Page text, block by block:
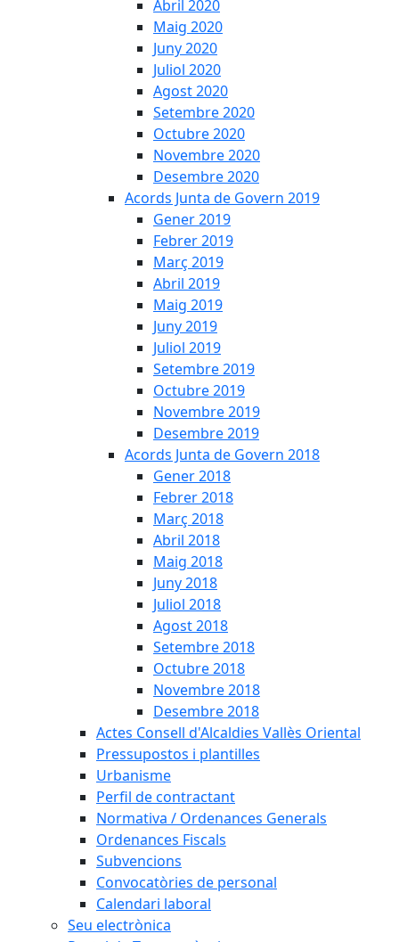
Abril 2020
Maig 2020
Juny 2020
Juliol 2020
Agost 2020
Setembre 2020
Octubre 2020
Novembre 2020
Desembre 2020
Acords Junta de Govern 2019
Gener 2019
Febrer 2019
Març 2019
Abril 2019
Maig 2019
Juny 2019
Juliol 2019
Setembre 2019
Octubre 2019
Novembre 2019
Desembre 2019
Acords Junta de Govern 2018
Gener 2018
Febrer 2018
Març 2018
Abril 2018
Maig 2018
Juny 2018
Juliol 2018
Agost 2018
Setembre 2018
Octubre 2018
Novembre 2018
Desembre 2018
Actes Consell d'Alcaldies Vallès Oriental
Pressupostos i plantilles
Urbanisme
Perfil de contractant
Normativa / Ordenances Generals
Ordenances Fiscals
Subvencions
Convocatòries de personal
Calendari laboral
Seu electrònica